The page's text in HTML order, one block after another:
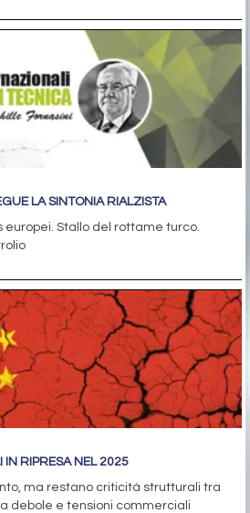
LA SINTONIA RIALZISTA
europei. Stallo del rottame turco.
IN RIPRESA NEL 2025
ma restano criticità strutturali tra
debole e tensioni commerciali